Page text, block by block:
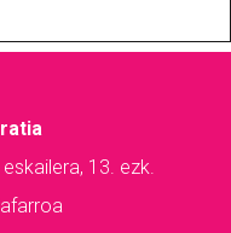
13. ezk.